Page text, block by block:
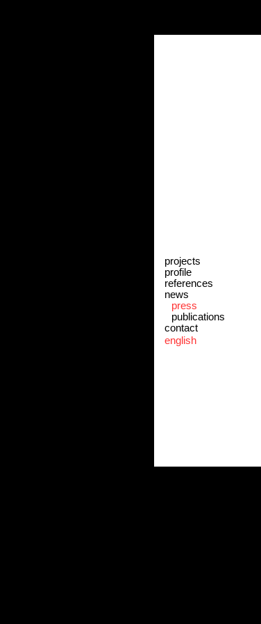
projects
profile
references
news
press
publications
contact
english